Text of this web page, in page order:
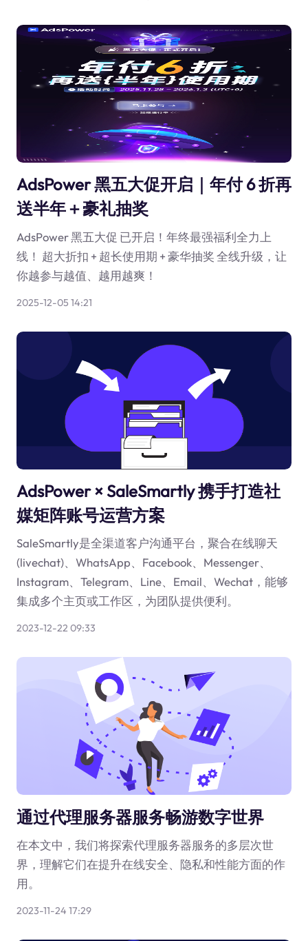
AdsPower 黑五大促开启｜年付 6 折再
送半年＋豪礼抽奖
AdsPower 黑五大促 已开启！年终最强福利全力上
线！ 超大折扣 + 超长使用期 + 豪华抽奖 全线升级，让
你越参与越值、越用越爽！
2025-12-05 14:21
AdsPower × SaleSmartly 携手打造社
媒矩阵账号运营方案
SaleSmartly是全渠道客户沟通平台，聚合在线聊天
(livechat)、WhatsApp、Facebook、Messenger、
Instagram、Telegram、Line、Email、Wechat，能够
集成多个主页或工作区，为团队提供便利。
2023-12-22 09:33
通过代理服务器服务畅游数字世界
在本文中，我们将探索代理服务器服务的多层次世
界，理解它们在提升在线安全、隐私和性能方面的作
用。
2023-11-24 17:29